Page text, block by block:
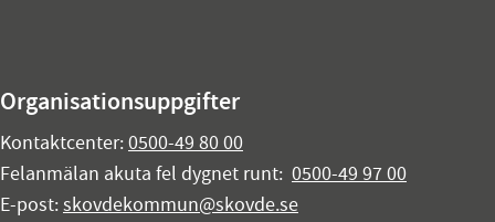
Organisationsuppgifter
Kontaktcenter:0500-49 80 00
Felanmälan akuta fel dygnet runt: 0500-49 97 00
E-post:skovdekommun@skovde.se